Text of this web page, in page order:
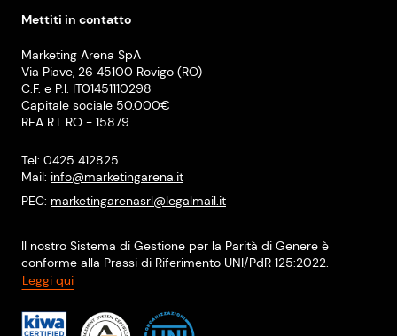
Mettiti in contatto
Marketing Arena SpA
Via Piave, 26 45100 Rovigo (RO)
C.F. e P.I. IT01451110298
Capitale sociale 50.000€
REA R.I. RO - 15879
Tel: 0425 412825
Mail: info@marketingarena.it
PEC: marketingarenasrl@legalmail.it
Il nostro Sistema di Gestione per la Parità di Genere è
conforme alla Prassi di Riferimento UNI/PdR 125:2022.
Leggi qui